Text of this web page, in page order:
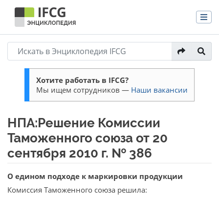
Хотите работать в IFCG?
Мы ищем сотрудников — Наши вакансии
НПА:Решение Комиссии
Таможенного союза от 20
сентября 2010 г. № 386
Перейти к: навигация, поиск
О едином подходе к маркировки продукции
Комиссия Таможенного союза решила: